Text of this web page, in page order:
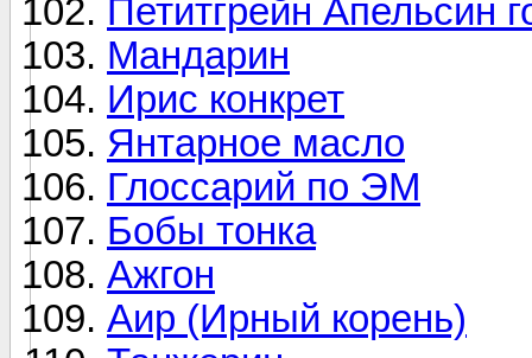
Петитгрейн Апельсин
Мандарин
Ирис конкрет
Янтарное масло
Глоссарий по ЭМ
Бобы тонка
Ажгон
Аир (Ирный корень)